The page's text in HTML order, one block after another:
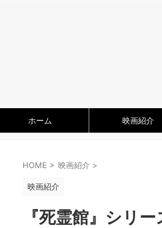
ホーム 映画紹介
HOME > 映画紹介 >
映画紹介
『死霊館』シリ